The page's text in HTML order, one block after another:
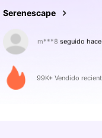
Serenescape
z***lestá navegando
99K+ Vendido